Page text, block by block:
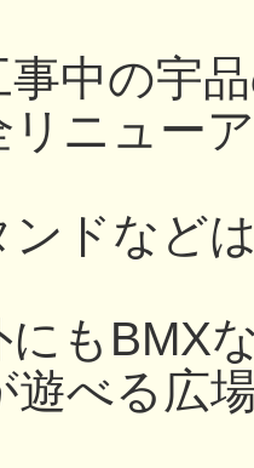
中の宇
リニュー
ンドなど
もBMX
遊べる広